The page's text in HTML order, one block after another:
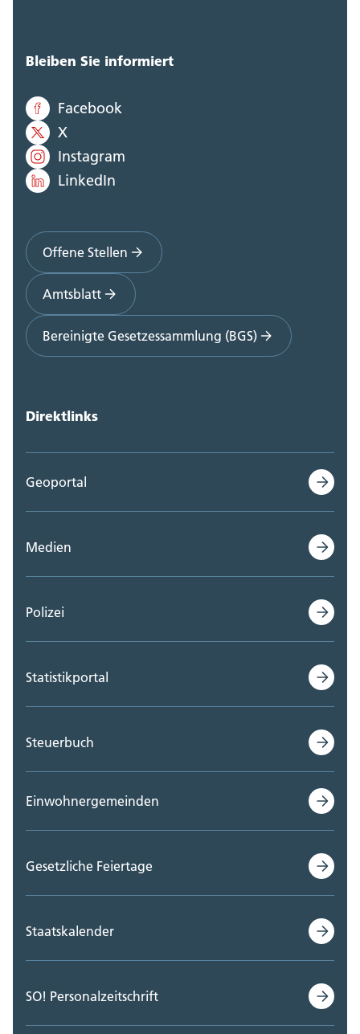
Bleiben Sie informiert
Facebook
X
Instagram
LinkedIn
Offene Stellen
Amtsblatt
Bereinigte Gesetzessammlung (BGS)
Direktlinks
Geoportal
Medien
Polizei
Statistikportal
Steuerbuch
Einwohnergemeinden
Gesetzliche Feiertage
Staatskalender
SO! Personalzeitschrift